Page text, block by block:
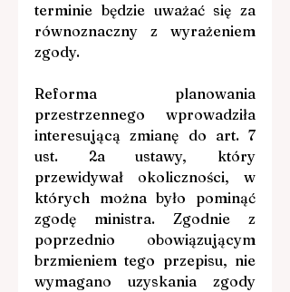
terminie będzie uważać się za
równoznaczny z wyrażeniem
zgody.
Reforma planowania
przestrzennego wprowadziła
interesującą zmianę do art. 7
ust. 2a ustawy, który
przewidywał okoliczności, w
których można było pominąć
zgodę ministra. Zgodnie z
poprzednio obowiązującym
brzmieniem tego przepisu, nie
wymagano uzyskania zgody